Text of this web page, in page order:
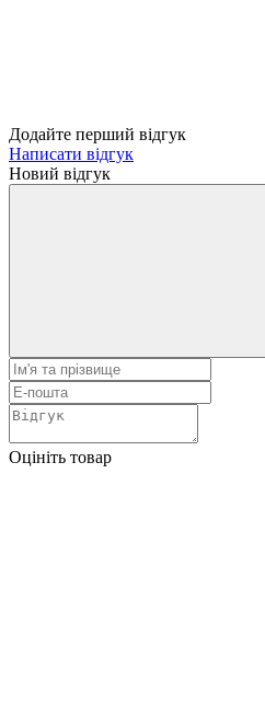
Додайте перший відгук
Написати відгук
Новий відгук
Оцініть товар